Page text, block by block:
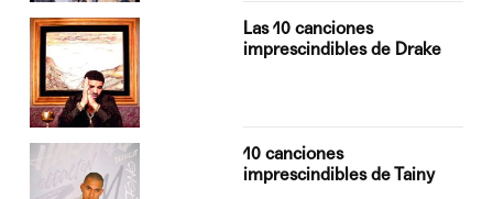
Las 10 canciones
imprescindibles de Drake
10 canciones
imprescindibles de Tainy